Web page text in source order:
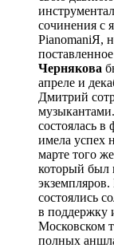
сочинения с
PianomaniЯ,
Чернякова
апреле и
Дмитрий
состоялась в
имела успех
марте того
который был
экземпляров.
состоялись
в поддержку
Московском
полных